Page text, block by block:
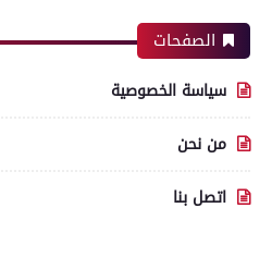
الصفحات
سياسة الخصوصية
من نحن
اتصل بنا